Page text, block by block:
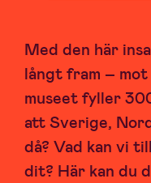
Med den här
långt fram –
museet fyller
att Sverige,
då? Vad kan vi
dit? Här kan du